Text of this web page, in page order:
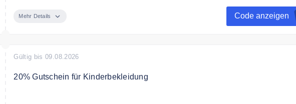
Mehr Details Code anzeigen
Gültig bis 09.08.2026
20% Gutschein für Kinderbekleidung